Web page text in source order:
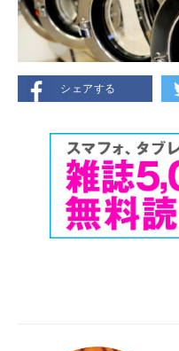
シェアする